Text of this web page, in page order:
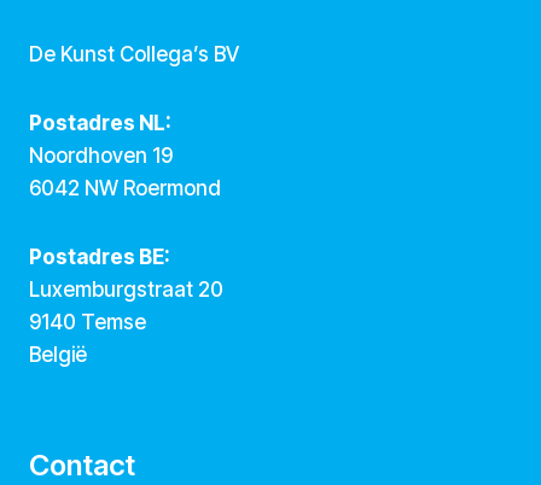
De Kunst Collega’s BV
Postadres NL:
Noordhoven 19
6042 NW Roermond
Postadres BE:
Luxemburgstraat 20
9140 Temse
België
Contact